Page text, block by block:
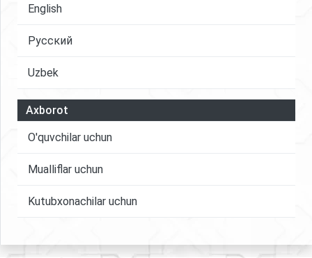
English
Русский
Uzbek
Axborot
O'quvchilar uchun
Mualliflar uchun
Kutubxonachilar uchun